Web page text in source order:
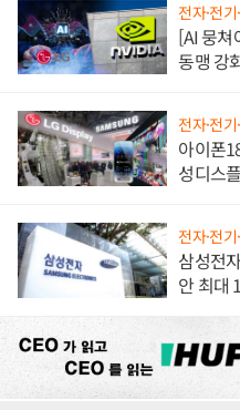
전자·전
[AI 뭉쳐
동맹 강
전자·전
아이폰
성디스
전자·전
삼성전
안 최대